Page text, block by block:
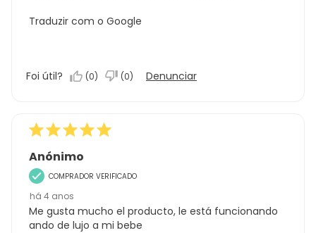
Traduzir com o Google
Foi útil? (0) (0) Denunciar
Anónimo
COMPRADOR VERIFICADO
há 4 anos
Me gusta mucho el producto, le está funcionando
ando de lujo a mi bebe